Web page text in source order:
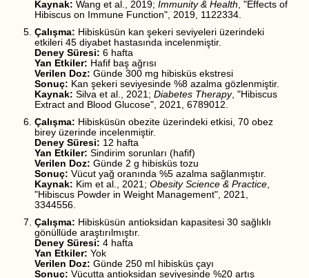
Kaynak: Wang et al., 2019; Immunity & Health, "Effects of
Hibiscus on Immune Function", 2019, 1122334.
Çalışma: Hibisküsün kan şekeri seviyeleri üzerindeki
etkileri 45 diyabet hastasında incelenmiştir.
Deney Süresi: 6 hafta
Yan Etkiler: Hafif baş ağrısı
Verilen Doz: Günde 300 mg hibisküs ekstresi
Sonuç: Kan şekeri seviyesinde %8 azalma gözlenmiştir.
Kaynak: Silva et al., 2021; Diabetes Therapy, "Hibiscus
Extract and Blood Glucose", 2021, 6789012.
Çalışma: Hibisküsün obezite üzerindeki etkisi, 70 obez
birey üzerinde incelenmiştir.
Deney Süresi: 12 hafta
Yan Etkiler: Sindirim sorunları (hafif)
Verilen Doz: Günde 2 g hibisküs tozu
Sonuç: Vücut yağ oranında %5 azalma sağlanmıştır.
Kaynak: Kim et al., 2021; Obesity Science & Practice,
"Hibiscus Powder in Weight Management", 2021,
3344556.
Çalışma: Hibisküsün antioksidan kapasitesi 30 sağlıklı
gönüllüde araştırılmıştır.
Deney Süresi: 4 hafta
Yan Etkiler: Yok
Verilen Doz: Günde 250 ml hibisküs çayı
Sonuç: Vücutta antioksidan seviyesinde %20 artış